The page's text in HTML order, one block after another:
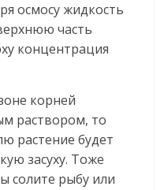
осмосу жидкость
часть
концентрация
корней
раствором, то
растение будет
засуху. Тоже
солите рыбу или